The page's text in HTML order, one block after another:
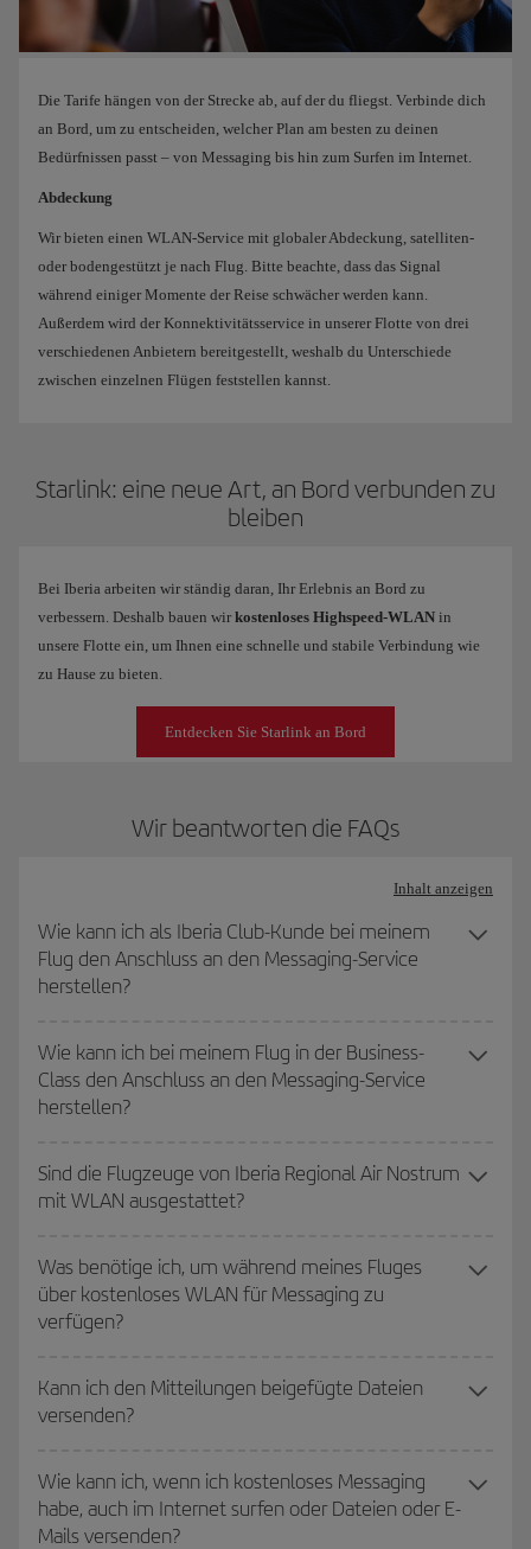
Die Tarife hängen von der Strecke ab, auf der du fliegst. Verbinde dich
an Bord, um zu entscheiden, welcher Plan am besten zu deinen
Bedürfnissen passt – von Messaging bis hin zum Surfen im Internet.
Abdeckung
Wir bieten einen WLAN-Service mit globaler Abdeckung, satelliten-
oder bodengestützt je nach Flug. Bitte beachte, dass das Signal
während einiger Momente der Reise schwächer werden kann.
Außerdem wird der Konnektivitätsservice in unserer Flotte von drei
verschiedenen Anbietern bereitgestellt, weshalb du Unterschiede
zwischen einzelnen Flügen feststellen kannst.
Starlink: eine neue Art, an Bord verbunden zu
bleiben
Bei Iberia arbeiten wir ständig daran, Ihr Erlebnis an Bord zu
verbessern. Deshalb bauen wir kostenloses Highspeed-WLAN in
unsere Flotte ein, um Ihnen eine schnelle und stabile Verbindung wie
zu Hause zu bieten.
Entdecken Sie Starlink an Bord
Wir beantworten die FAQs
Inhalt anzeigen
Wie kann ich als Iberia Club-Kunde bei meinem
Flug den Anschluss an den Messaging-Service
herstellen?
Wie kann ich bei meinem Flug in der Business-
Class den Anschluss an den Messaging-Service
herstellen?
Sind die Flugzeuge von Iberia Regional Air Nostrum
mit WLAN ausgestattet?
Was benötige ich, um während meines Fluges
über kostenloses WLAN für Messaging zu
verfügen?
Kann ich den Mitteilungen beigefügte Dateien
versenden?
Wie kann ich, wenn ich kostenloses Messaging
habe, auch im Internet surfen oder Dateien oder E-
Mails versenden?